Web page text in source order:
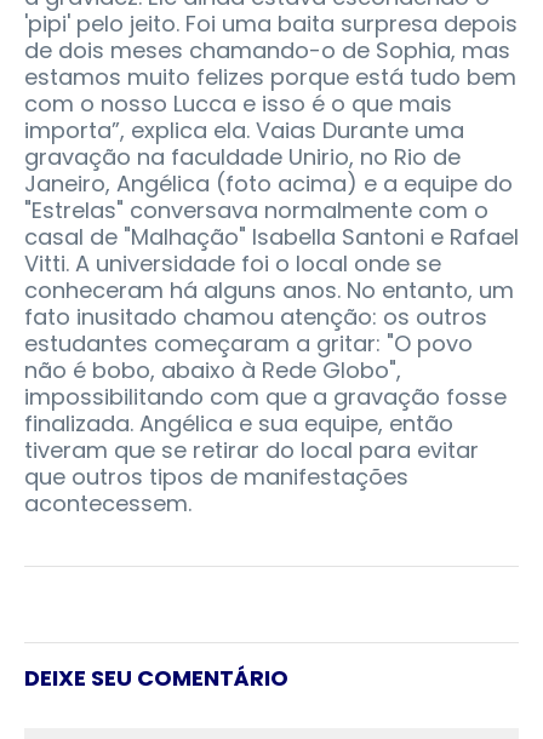
'pipi' pelo jeito. Foi uma baita surpresa depois
de dois meses chamando-o de Sophia, mas
estamos muito felizes porque está tudo bem
com o nosso Lucca e isso é o que mais
importa”, explica ela. Vaias Durante uma
gravação na faculdade Unirio, no Rio de
Janeiro, Angélica (foto acima) e a equipe do
"Estrelas" conversava normalmente com o
casal de "Malhação" Isabella Santoni e Rafael
Vitti. A universidade foi o local onde se
conheceram há alguns anos. No entanto, um
fato inusitado chamou atenção: os outros
estudantes começaram a gritar: "O povo
não é bobo, abaixo à Rede Globo",
impossibilitando com que a gravação fosse
finalizada. Angélica e sua equipe, então
tiveram que se retirar do local para evitar
que outros tipos de manifestações
acontecessem.
DEIXE SEU COMENTÁRIO